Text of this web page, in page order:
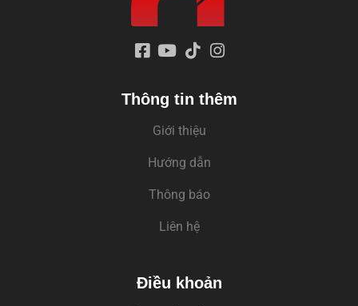
Thông tin thêm
Giới thiệu
Hướng dẫn
Thông báo
Liên hệ
Điều khoản